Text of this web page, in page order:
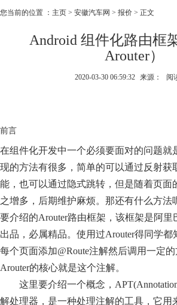
您当前的位置 ： 主页 > 安徽汽车网 > 报价 > 正文
Android 组件化路由框
Arouter）
2020-03-30 06:59:32 来源： 阅
前言
在组件化开发中一个必须要面对的问题就
现的方法有很多，简单的可以通过反射获
能，也可以通过隐式跳转，但是随着页面
之增多，后期维护麻烦。那还有什么方法
要介绍的Arouter路由框架，该框架是阿
出品，必属精品。使用过Arouter得同学都
每个页面添加@Route注解然后调用一定
Arouter的核心就是这个注解。
这里要介绍一个概念，APT(Annotation
解处理器，是一种处理注解的工具，它用